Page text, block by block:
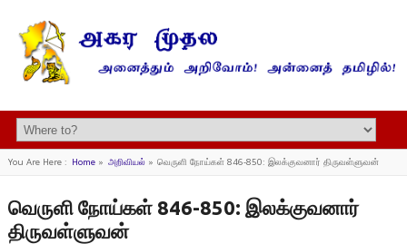
You Are Here : Home» அறிவியல்» வெருளி நோய்கள் 846-850: இலக்குவனார் திருவள்ளுவன்
வெருளி நோய்கள் 846-850: இலக்குவனார்
திருவள்ளுவன்